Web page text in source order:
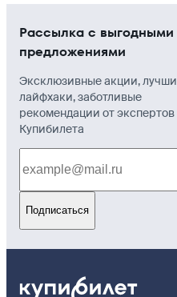
Рассылка с выгодными
предложениями
Эксклюзивные акции,
лайфхаки, заботливые
рекомендации от экспертов
Купибилета
Подписаться